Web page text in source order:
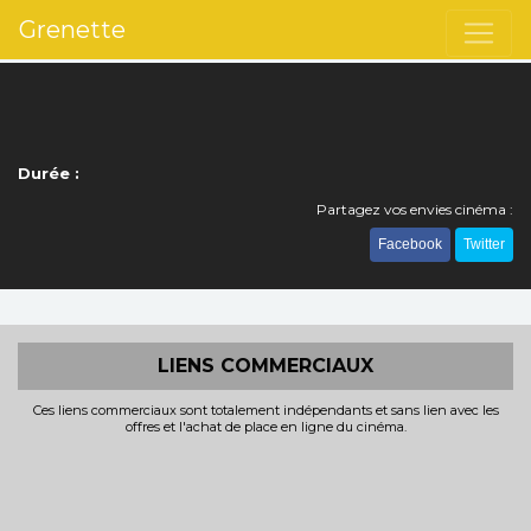
Grenette
Durée :
Partagez vos envies cinéma :
Facebook Twitter
LIENS COMMERCIAUX
Ces liens commerciaux sont totalement indépendants et sans lien avec les
offres et l'achat de place en ligne du cinéma.